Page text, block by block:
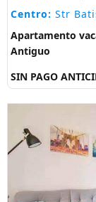
Centro: Str
Apartamento
Antiguo
SIN PAGO